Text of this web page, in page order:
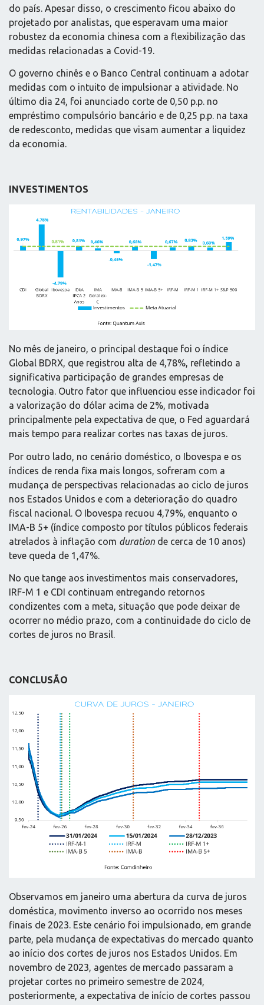
do país. Apesar disso, o crescimento ficou abaixo do
projetado por analistas, que esperavam uma maior
robustez da economia chinesa com a flexibilização das
medidas relacionadas a Covid-19.
O governo chinês e o Banco Central continuam a adotar
medidas com o intuito de impulsionar a atividade. No
último dia 24, foi anunciado corte de 0,50 p.p. no
empréstimo compulsório bancário e de 0,25 p.p. na taxa
de redesconto, medidas que visam aumentar a liquidez
da economia.
INVESTIMENTOS
No mês de janeiro, o principal destaque foi o índice
Global BDRX, que registrou alta de 4,78%, refletindo a
significativa participação de grandes empresas de
tecnologia. Outro fator que influenciou esse indicador foi
a valorização do dólar acima de 2%, motivada
principalmente pela expectativa de que, o Fed aguardará
mais tempo para realizar cortes nas taxas de juros.
Por outro lado, no cenário doméstico, o Ibovespa e os
índices de renda fixa mais longos, sofreram com a
mudança de perspectivas relacionadas ao ciclo de juros
nos Estados Unidos e com a deterioração do quadro
fiscal nacional. O Ibovespa recuou 4,79%, enquanto o
IMA-B 5+ (índice composto por títulos públicos federais
atrelados à inflação com duration de cerca de 10 anos)
teve queda de 1,47%.
No que tange aos investimentos mais conservadores,
IRF-M 1 e CDI continuam entregando retornos
condizentes com a meta, situação que pode deixar de
ocorrer no médio prazo, com a continuidade do ciclo de
cortes de juros no Brasil.
CONCLUSÃO
Observamos em janeiro uma abertura da curva de juros
doméstica, movimento inverso ao ocorrido nos meses
finais de 2023. Este cenário foi impulsionado, em grande
parte, pela mudança de expectativas do mercado quanto
ao início dos cortes de juros nos Estados Unidos. Em
novembro de 2023, agentes de mercado passaram a
projetar cortes no primeiro semestre de 2024,
posteriormente, a expectativa de início de cortes passou